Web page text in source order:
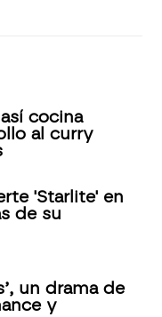
cocina
al curry
'Starlite' en
de su
un drama de
y